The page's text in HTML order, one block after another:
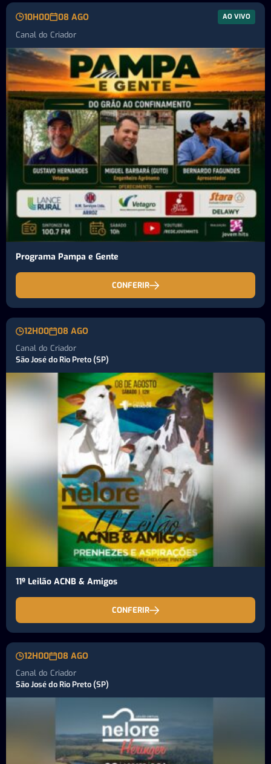
10H00 08 AGO AO VIVO
Canal do Criador
Programa Pampa e Gente
CONFERIR
12H00 08 AGO
Canal do Criador
São José do Rio Preto (SP)
11º Leilão ACNB & Amigos
CONFERIR
12H00 08 AGO
Canal do Criador
São José do Rio Preto (SP)